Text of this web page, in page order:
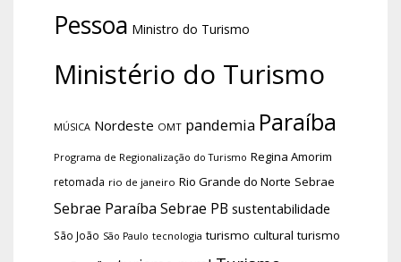
Pessoa Ministro do Turismo
Ministério do Turismo
MÚSICA Nordeste OMT pandemia Paraíba
Programa de Regionalização do Turismo Regina Amorim
retomada rio de janeiro Rio Grande do Norte Sebrae
Sebrae Paraíba Sebrae PB sustentabilidade
São João São Paulo tecnologia turismo cultural turismo